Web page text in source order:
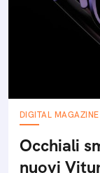
DIGITAL MAGAZINE
Occhiali
nuovi